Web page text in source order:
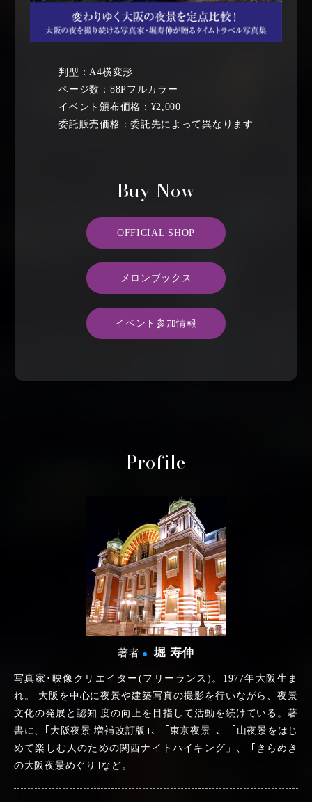
判型：A4横変形
ページ数：88Pフルカラー
イベント頒布価格：¥2,000
委託販売価格：委託先によって異なります
Buy Now
OFFICIAL SHOP
メロンブックス
イベント参加情報
Profile
著者 堀 寿伸
写真家･映像クリエイター(フリーランス)。1977年大阪生ま
れ。 大阪を中心に夜景や建築写真の撮影を行いながら、夜景
文化の発展と認知 度の向上を目指して活動を続けている。著
書に、｢大阪夜景 増補改訂版｣、 ｢東京夜景｣、「山夜景をはじ
めて楽しむ人のための関西ナイトハイキング」、 ｢きらめき
の大阪夜景めぐり｣など。